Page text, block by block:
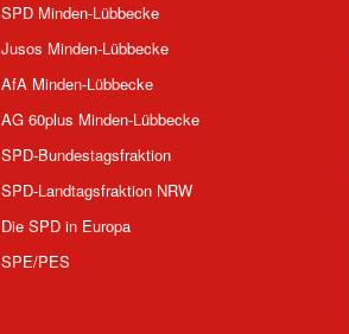
SPD Minden-Lübbecke
Jusos Minden-Lübbecke
AfA Minden-Lübbecke
AG 60plus Minden-Lübbecke
SPD-Bundestagsfraktion
SPD-Landtagsfraktion NRW
Die SPD in Europa
SPE/PES